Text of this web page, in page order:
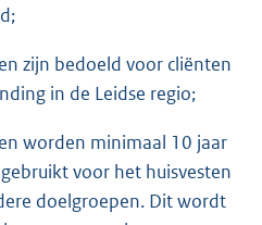
zijn bedoeld voor cliënten
in de Leidse regio;
worden minimaal 10 jaar
voor het huisvesten
doelgroepen. Dit wordt